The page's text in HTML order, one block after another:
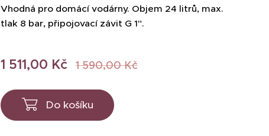
Vhodná pro domácí vodárny. Objem 24 litrů, max.
tlak 8 bar, připojovací závit G 1".
1 511,00 Kč 1 590,00Kč
Do košíku